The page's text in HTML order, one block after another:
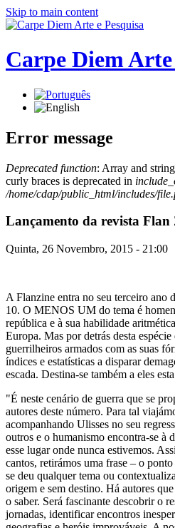
Skip to main content
Carpe Diem Arte
Error message
Deprecated function: Array and
curly braces is deprecated in
/home/cdap/public_html/includes/
Lançamento da revista Flan
Quinta, 26 Novembro, 2015 - 21:00
A Flanzine entra no seu terceiro ano
10. O MENOS UM do tema é
república e à sua habilidade
Europa. Mas por detrás desta
guerrilheiros armados com as suas
índices e estatísticas a disparar
escada. Destina-se também a eles
"É neste cenário de guerra que se
autores deste número. Para tal
acompanhando Ulisses no seu
outros e o humanismo encontra-se à
esse lugar onde nunca estivemos.
cantos, retirámos uma frase – o
se deu qualquer tema ou
origem e sem destino. Há autores
o saber. Será fascinante descobrir o
jornadas, identificar encontros